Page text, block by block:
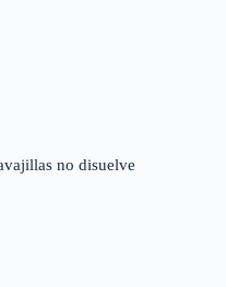
no disuelve